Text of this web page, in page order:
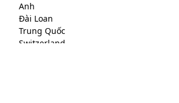
Anh
Đài Loan
Trung Quốc
Switzerland